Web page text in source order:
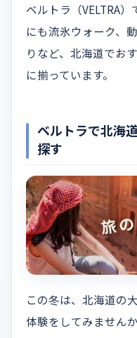
ベルトラ（VELTRA
にも流氷ウォーク、
りなど、北海道でお
に揃っています。
ベルトラで北海
探す
この冬は、北海道の
体験をしてみません